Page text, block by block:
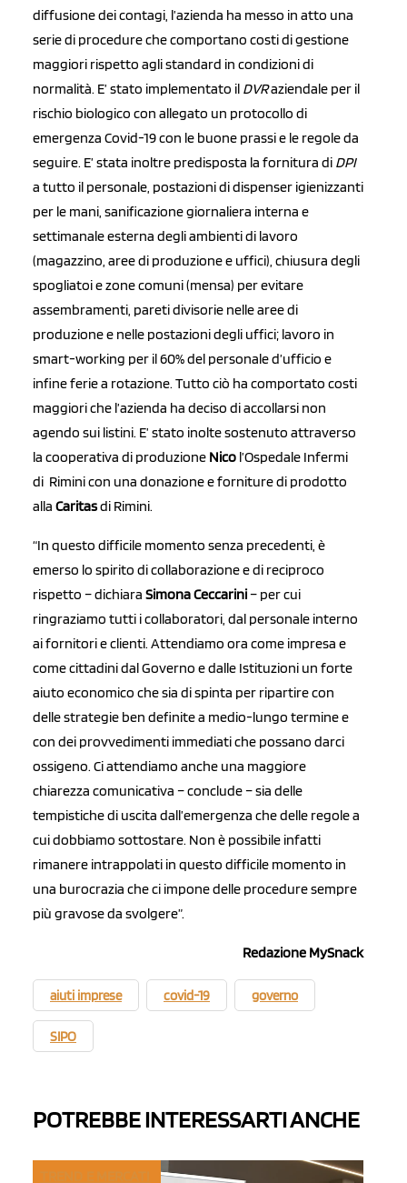
diffusione dei contagi, l’azienda ha messo in atto una
serie di procedure che comportano costi di gestione
maggiori rispetto agli standard in condizioni di
normalità. E’ stato implementato il DVRaziendale per il
rischio biologico con allegato un protocollo di
emergenza Covid-19 con le buone prassi e le regole da
seguire. E’ stata inoltre predisposta la fornitura di DPI
a tutto il personale, postazioni di dispenser igienizzanti
per le mani, sanificazione giornaliera interna e
settimanale esterna degli ambienti di lavoro
(magazzino, aree di produzione e uffici), chiusura degli
spogliatoi e zone comuni (mensa) per evitare
assembramenti, pareti divisorie nelle aree di
produzione e nelle postazioni degli uffici; lavoro in
smart-working per il 60% del personale d’ufficio e
infine ferie a rotazione. Tutto ciò ha comportato costi
maggiori che l’azienda ha deciso di accollarsi non
agendo sui listini. E’ stato inolte sostenuto attraverso
la cooperativa di produzione Nico l’Ospedale Infermi
di Rimini con una donazione e forniture di prodotto
alla Caritasdi Rimini.
“In questo difficile momento senza precedenti, è
emerso lo spirito di collaborazione e di reciproco
rispetto – dichiara Simona Ceccarini– per cui
ringraziamo tutti i collaboratori, dal personale interno
ai fornitori e clienti. Attendiamo ora come impresa e
come cittadini dal Governo e dalle Istituzioni un forte
aiuto economico che sia di spinta per ripartire con
delle strategie ben definite a medio-lungo termine e
con dei provvedimenti immediati che possano darci
ossigeno. Ci attendiamo anche una maggiore
chiarezza comunicativa – conclude – sia delle
tempistiche di uscita dall’emergenza che delle regole a
cui dobbiamo sottostare. Non è possibile infatti
rimanere intrappolati in questo difficile momento in
una burocrazia che ci impone delle procedure sempre
più gravose da svolgere”.
Redazione MySnack
aiuti imprese covid-19 governo
SIPO
POTREBBE INTERESSARTI ANCHE